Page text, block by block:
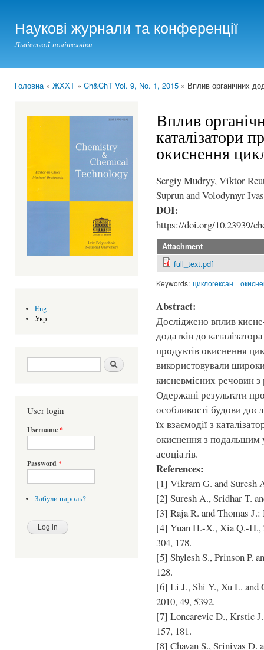
Наукові журнали та конференції
Львівської політехніки
Головна» ЖХХТ » Ch&ChT Vol. 9, No. 1, 2015 » Вплив органічних
Eng
Укр
Search form Шукати
User login
Username*
Password *
Забули пароль?
Вплив
каталізатори
окиснення
Sergiy Mudryy, Viktor
Suprun and Volodymyr
DOI:
https://doi.org/10.23939/
Attachment
full_text.pdf
Keywords: циклогексан
Abstract:
Досліджено вплив
додатків до
продуктів окиснення
використовували
кисневмісних речовин
Одержані результати
особливості будови
їх взаємодії з
окиснення з подальшим
асоціатів.
References:
[1] Vikram G. and Suresh
[2] Suresh A., Sridhar T.
[3] Raja R. and Thomas
[4] Yuan H.-X., Xia Q.-H.,
304, 178.
[5] Shylesh S., Prinson P.
128.
[6] Li J., Shi Y., Xu L. and
2010, 49, 5392.
[7] Loncarevic D., Krstic
157, 181.
[8] Chavan S., Srinivas D.